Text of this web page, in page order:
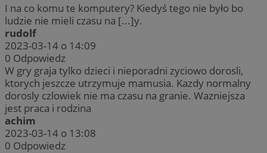
I na co komu te komputery? Kiedyś tego nie było bo
ludzie nie mieli czasu na [...]y.
rudolf
2023-03-14 o 14:09
0 Odpowiedz
W gry graja tylko dzieci i nieporadni zyciowo dorosli,
ktorych jeszcze utrzymuje mamusia. Kazdy normalny
dorosly czlowiek nie ma czasu na granie. Wazniejsza
jest praca i rodzina
achim
2023-03-14 o 13:08
0 Odpowiedz